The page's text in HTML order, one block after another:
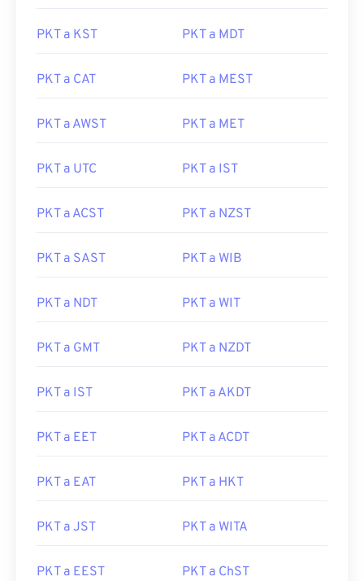
PKT a KST PKT a MDT
PKT a CAT PKT a MEST
PKT a AWST PKT a MET
PKT a UTC PKT a IST
PKT a ACST PKT a NZST
PKT a SAST PKT a WIB
PKT a NDT PKT a WIT
PKT a GMT PKT a NZDT
PKT a IST PKT a AKDT
PKT a EET PKT a ACDT
PKT a EAT PKT a HKT
PKT a JST PKT a WITA
PKT a EEST PKT a ChST